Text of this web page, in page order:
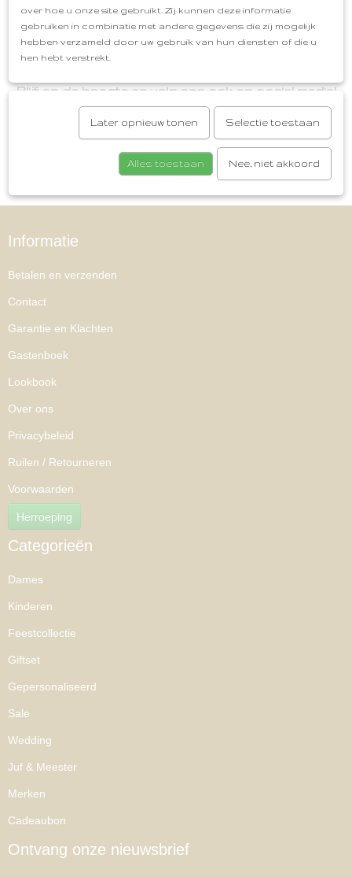
Blijf op de hoogte en volg ons ook op social media!
Informatie
Betalen en verzenden
Contact
Garantie en Klachten
Gastenboek
Lookbook
Over ons
Privacybeleid
Ruilen / Retourneren
Voorwaarden
Herroeping
Categorieën
Dames
Kinderen
Feestcollectie
Giftset
Gepersonaliseerd
Sale
Wedding
Juf & Meester
Merken
Cadeaubon
Ontvang onze nieuwsbrief
over hoe u onze site gebruikt. Zij kunnen deze informatie
gebruiken in combinatie met andere gegevens die zij mogelijk
hebben verzameld door uw gebruik van hun diensten of die u
hen hebt verstrekt.
Later opnieuw tonen Selectie toestaan
Alles toestaan Nee, niet akkoord